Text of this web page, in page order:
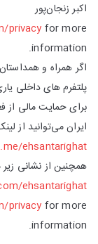
اکبر زنجان‌پور
privacy for more
information.
اگر همراه و
پلتفرم های داخلی
برای حمایت مالی از
ایران می‌توانید از
ehsantarighat
همچنین از نشانی
ehsantarighat
privacy for more
information.